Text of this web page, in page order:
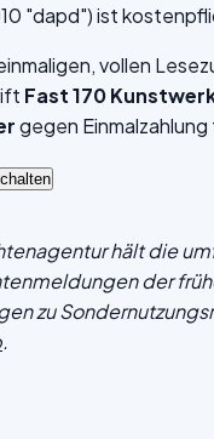
"dapd") ist
vollen
Fast 170
gegen
hält die
der
zu
.